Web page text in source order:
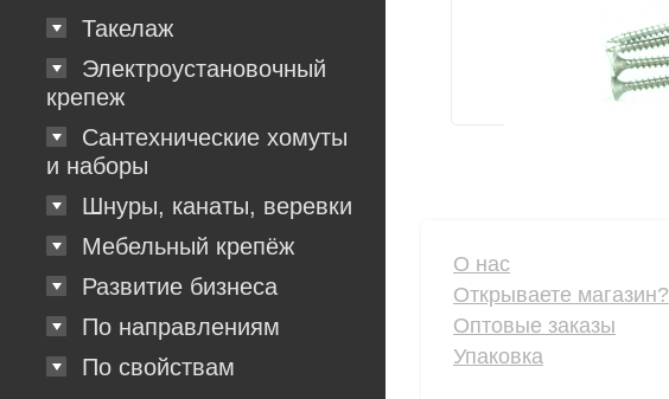
Такелаж
Электроустановочный
крепеж
Сантехнические хомуты
и наборы
Шнуры, канаты, веревки
Мебельный крепёж
Развитие бизнеса
По направлениям
По свойствам
О нас
Открываете магазин?
Оптовые заказы
Упаковка